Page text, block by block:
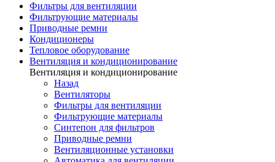
Фильтры для вентиляции
Фильтрующие материалы
Приводные ремни
Кондиционеры
Тепловое оборудование
Вентиляция и кондиционирование
Вентиляция и кондиционирование
Назад
Вентиляторы
Фильтры для вентиляции
Фильтрующие материалы
Синтепон для фильтров
Приводные ремни
Вентиляционные установки